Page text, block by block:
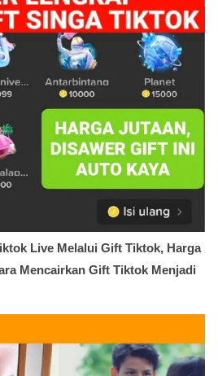
Live Melalui Gift Tiktok, Harga
Mencairkan Gift Tiktok Menjadi